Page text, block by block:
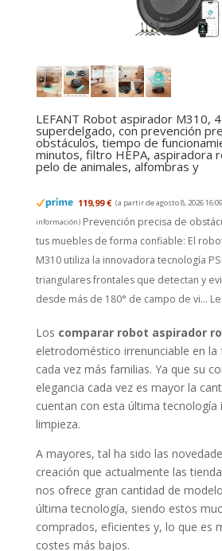
LEFANT Robot aspirador M310,
superdelgado, con prevención
obstáculos, tiempo de
minutos, filtro HEPA, aspiradora
pelo de animales, alfombras y
119,99 € (a partir de agosto 8, 2026
información) Prevención precisa de
tus muebles de forma confiable: El
M310 utiliza la innovadora tecnología
triangulares frontales que detectan y
desde más de 180° de campo de vi...
Los comparar robot aspirador
eletrodoméstico irrenunciable en la
cada vez más familias. Ya que su
elegancia cada vez es mayor la
cuentan con esta última tecnología
limpieza.
A mayores, tal ha sido las
creación que actualmente las
nos ofrece gran cantidad de
última tecnología, siendo estos
comprados, eficientes y, lo que es
costes más bajos.